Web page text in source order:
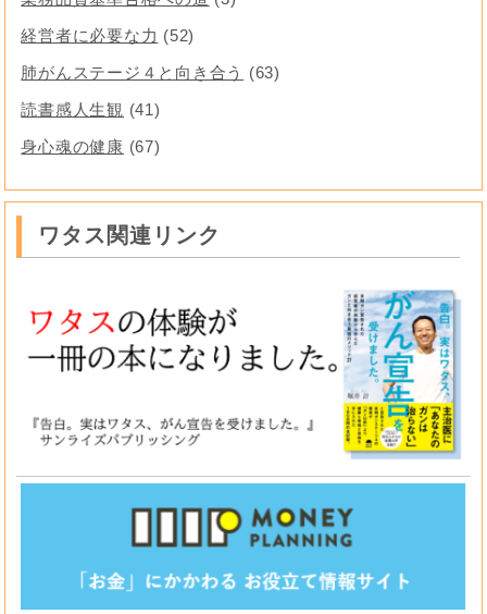
経営者に必要な力 (52)
肺がんステージ４と向き合う
(63)
読書感人生観 (41)
身心魂の健康 (67)
ワタス関連リンク